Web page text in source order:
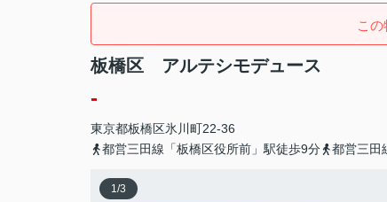
この
板橋区 アルテシモデュース
-
東京都板橋区氷川町22-36
都営三田線「板橋区役所前」駅徒歩9分
都営三田
1/3